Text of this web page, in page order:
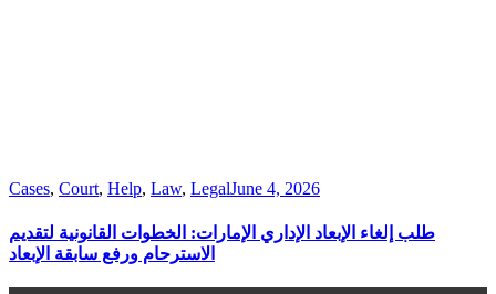
Cases, Court, Help, Law, LegalJune 4, 2026
طلب إلغاء الإبعاد الإداري الإمارات: الخطوات القانونية لتقديم
الاسترحام ورفع سابقة الإبعاد